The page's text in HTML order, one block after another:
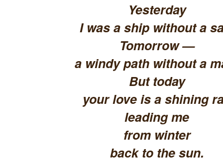
Yesterday
I was a ship without a
Tomorrow —
a windy path without a
But today
your love is a shining
leading me
from winter
back to the sun.